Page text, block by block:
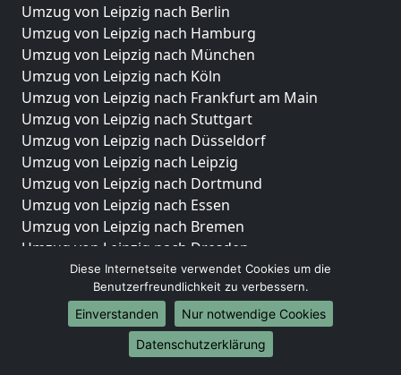
Umzug von Leipzig nach Berlin
Umzug von Leipzig nach Hamburg
Umzug von Leipzig nach München
Umzug von Leipzig nach Köln
Umzug von Leipzig nach Frankfurt am Main
Umzug von Leipzig nach Stuttgart
Umzug von Leipzig nach Düsseldorf
Umzug von Leipzig nach Leipzig
Umzug von Leipzig nach Dortmund
Umzug von Leipzig nach Essen
Umzug von Leipzig nach Bremen
Umzug von Leipzig nach Dresden
Umzug von Leipzig nach Hannover
Umzug von Leipzig nach Nürnberg
Umzug von Leipzig nach Duisburg
Umzug von Leipzig nach Bochum
Umzug von Leipzig nach Wuppertal
Diese Internetseite verwendet Cookies um die
Benutzerfreundlichkeit zu verbessern.
Einverstanden
Nur notwendige Cookies
Datenschutzerklärung